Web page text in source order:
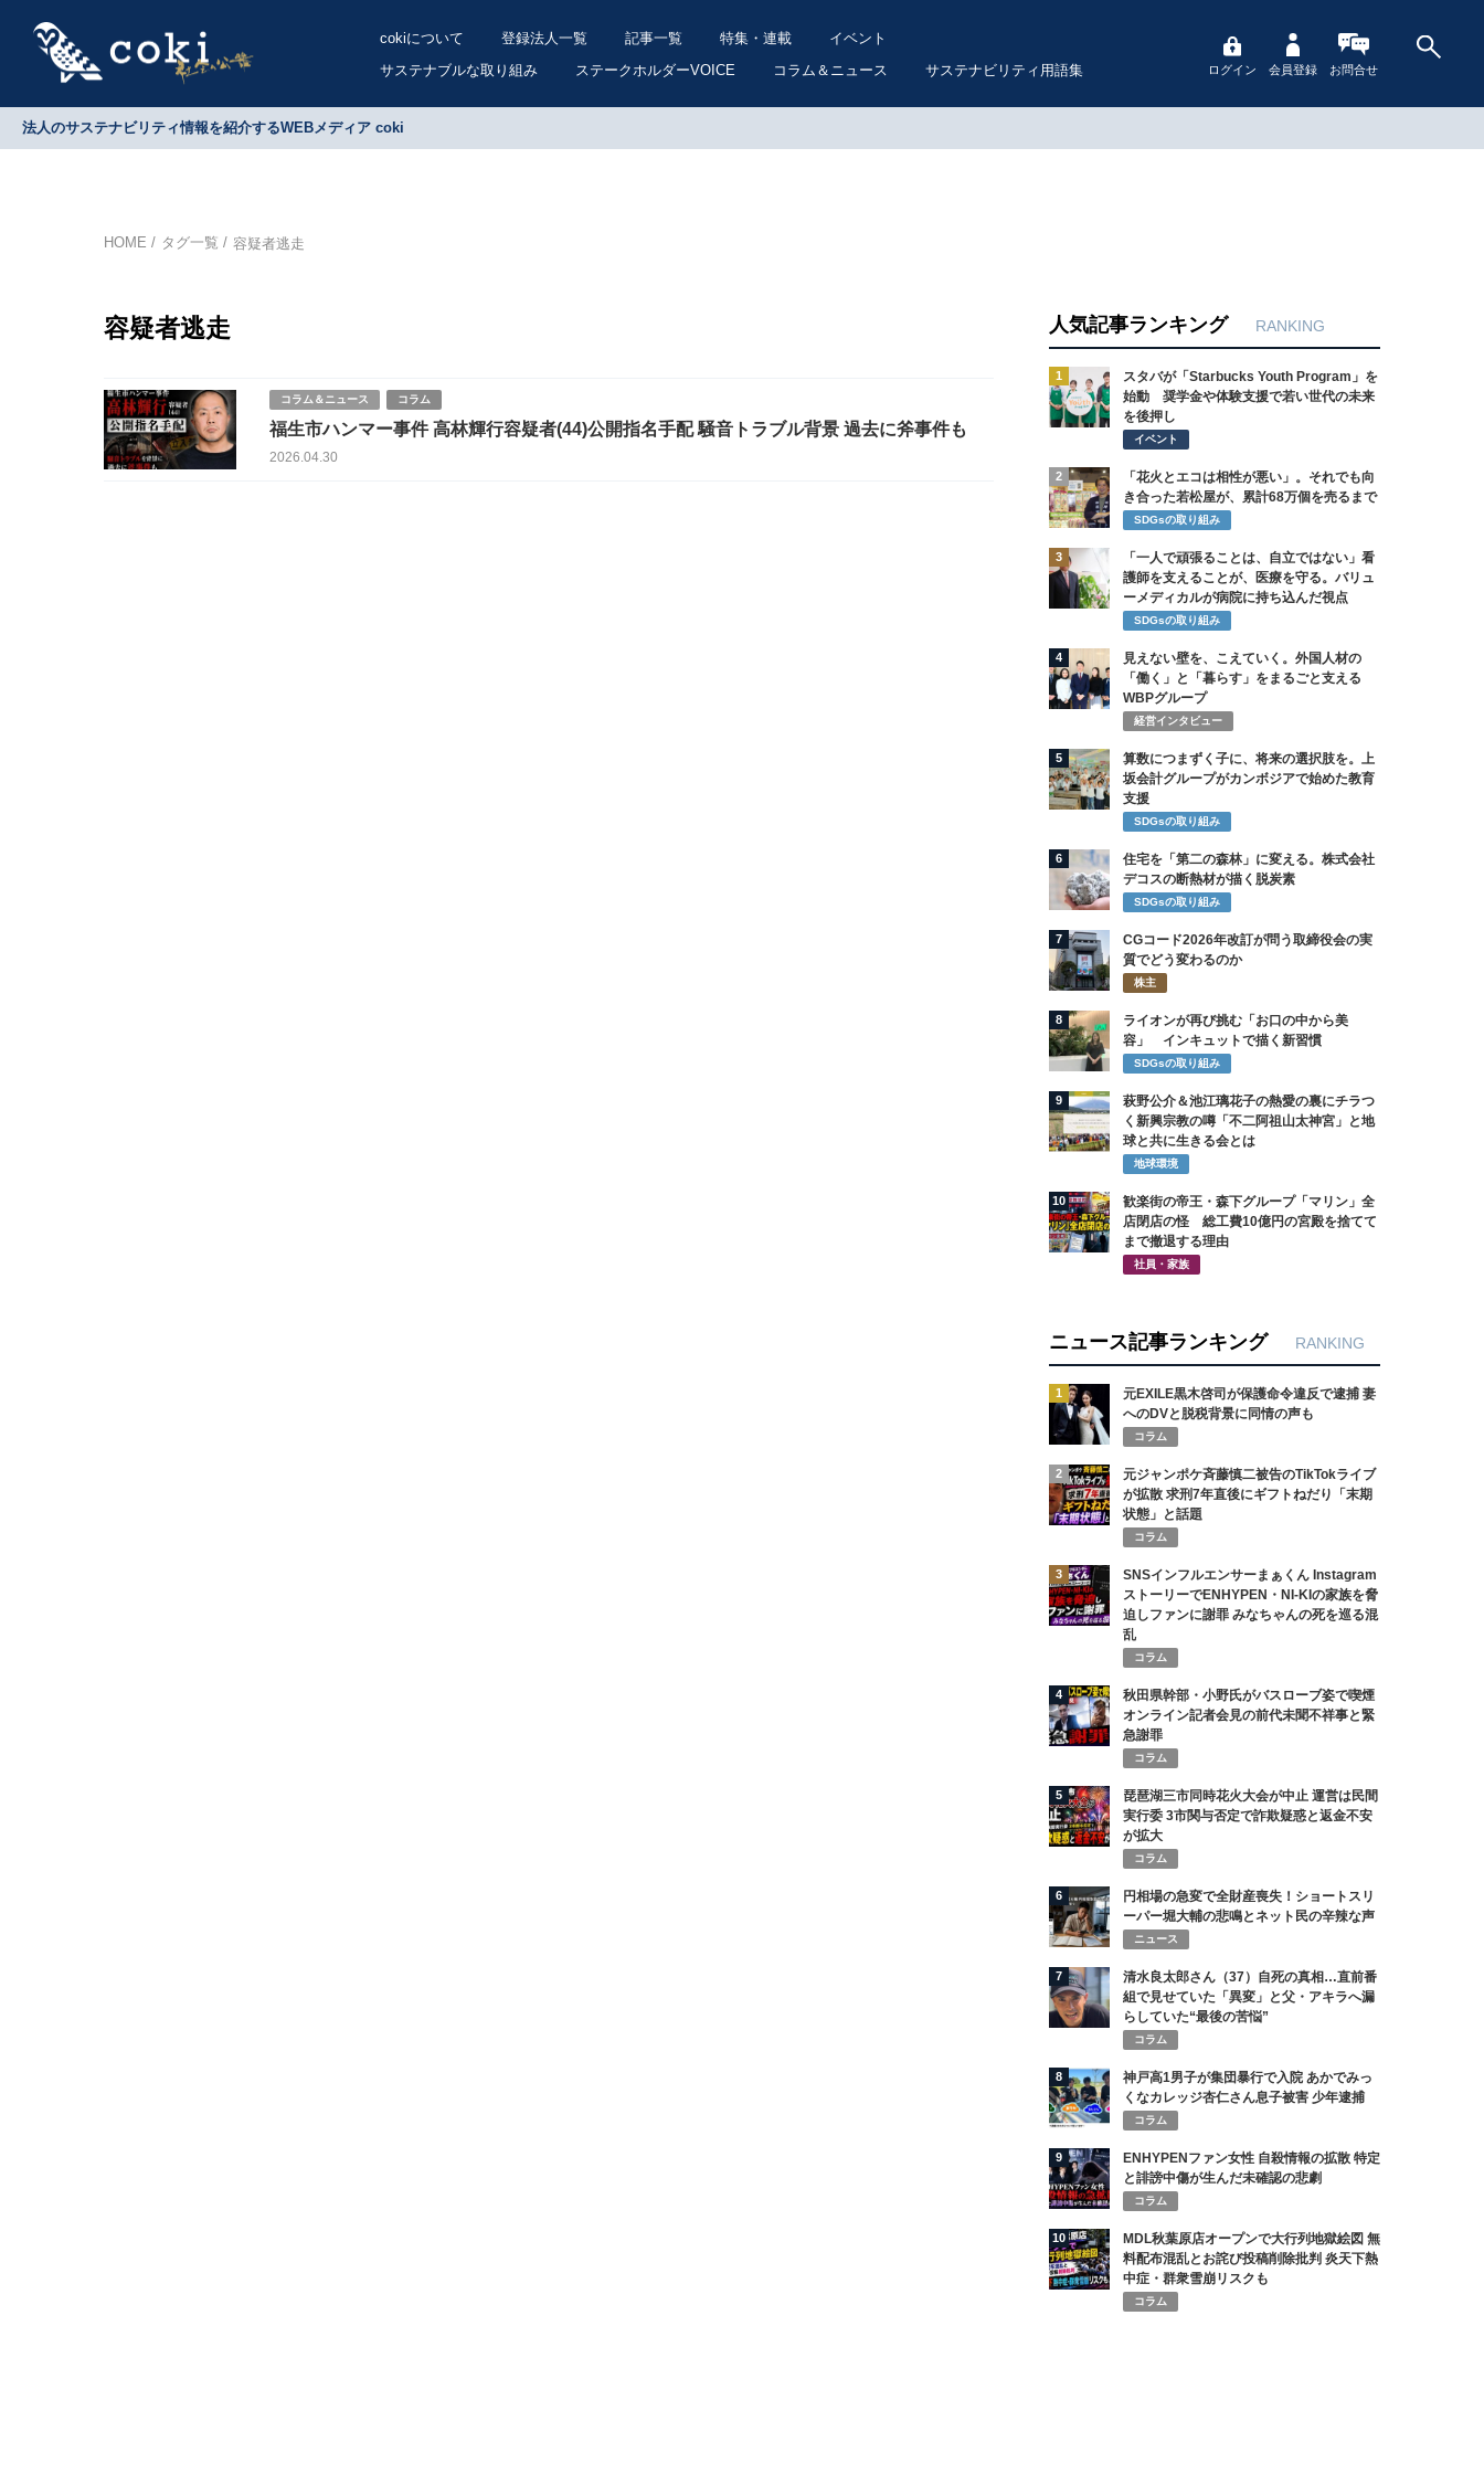
cokiについて 登録法人一覧 記事一覧 特集・連載
イベント
サステナブルな取り組み
ステークホルダーVOICE コラム＆ニュース サステナビリティ用語集 ログイン 会員登録 お問合せ
法人のサステナビリティ情報を紹介するWEBメディア coki
HOME タグ一覧 容疑者逃走
容疑者逃走
コラム＆ニュース コラム
福生市ハンマー事件 高林輝行容疑者(44)公開指名手配 騒音トラブル背景 過去に斧事件も
2026.04.30
人気記事ランキング RANKING
1
スタバが「Starbucks Youth Program」を
始動 奨学金や体験支援で若い世代の未来
を後押し
イベント
2
「花火とエコは相性が悪い」。それでも向
き合った若松屋が、累計68万個を売るまで
SDGsの取り組み
3
「一人で頑張ることは、自立ではない」看
護師を支えることが、医療を守る。バリュ
ーメディカルが病院に持ち込んだ視点
SDGsの取り組み
4
見えない壁を、こえていく。外国人材の
「働く」と「暮らす」をまるごと支える
WBPグループ
経営インタビュー
5
算数につまずく子に、将来の選択肢を。上
坂会計グループがカンボジアで始めた教育
支援
SDGsの取り組み
6
住宅を「第二の森林」に変える。株式会社
デコスの断熱材が描く脱炭素
SDGsの取り組み
7
CGコード2026年改訂が問う取締役会の実
質でどう変わるのか
株主
8
ライオンが再び挑む「お口の中から美
容」 インキュットで描く新習慣
SDGsの取り組み
9
萩野公介＆池江璃花子の熱愛の裏にチラつ
く新興宗教の噂「不二阿祖山太神宮」と地
球と共に生きる会とは
地球環境
10
歓楽街の帝王・森下グループ「マリン」全
店閉店の怪 総工費10億円の宮殿を捨てて
まで撤退する理由
社員・家族
ニュース記事ランキング RANKING
1
元EXILE黒木啓司が保護命令違反で逮捕 妻
へのDVと脱税背景に同情の声も
コラム
2
元ジャンポケ斉藤慎二被告のTikTokライブ
が拡散 求刑7年直後にギフトねだり「末期
状態」と話題
コラム
3
SNSインフルエンサーまぁくん Instagram
ストーリーでENHYPEN・NI-KIの家族を脅
迫しファンに謝罪 みなちゃんの死を巡る混
乱
コラム
4
秋田県幹部・小野氏がバスローブ姿で喫煙
オンライン記者会見の前代未聞不祥事と緊
急謝罪
コラム
5
琵琶湖三市同時花火大会が中止 運営は民間
実行委 3市関与否定で詐欺疑惑と返金不安
が拡大
コラム
6
円相場の急変で全財産喪失！ショートスリ
ーパー堀大輔の悲鳴とネット民の辛辣な声
ニュース
7
清水良太郎さん（37）自死の真相…直前番
組で見せていた「異変」と父・アキラへ漏
らしていた“最後の苦悩”
コラム
8
神戸高1男子が集団暴行で入院 あかでみっ
くなカレッジ杏仁さん息子被害 少年逮捕
コラム
9
ENHYPENファン女性 自殺情報の拡散 特定
と誹謗中傷が生んだ未確認の悲劇
コラム
10
MDL秋葉原店オープンで大行列地獄絵図 無
料配布混乱とお詫び投稿削除批判 炎天下熱
中症・群衆雪崩リスクも
コラム